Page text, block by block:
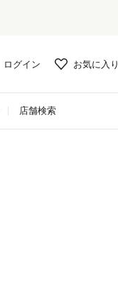
ログイン お気に入り
店舗検索